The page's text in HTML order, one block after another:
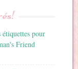
étiquettes pour
Friend